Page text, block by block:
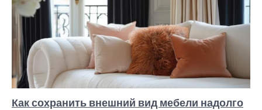
Как сохранить внешний вид мебели надолго